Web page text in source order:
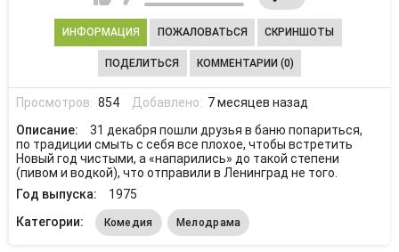
ИНФОРМАЦИЯ ПОЖАЛОВАТЬСЯ СКРИНШОТЫ
ПОДЕЛИТЬСЯ КОММЕНТАРИИ (0)
Просмотров: 854 Добавлено: 7 месяцев назад
Описание:
31 декабря пошли друзья в баню попариться,
по традиции смыть с себя все плохое, чтобы встретить
Новый год чистыми, а «напарились» до такой степени
(пивом и водкой), что отправили в Ленинград не того.
Год выпуска:
1975
Категории:
Комедия Мелодрама